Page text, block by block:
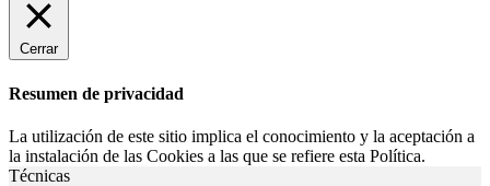
Cerrar
Resumen de privacidad
La utilización de este sitio implica el conocimiento y la aceptación a
la instalación de las Cookies a las que se refiere esta Política.
Técnicas